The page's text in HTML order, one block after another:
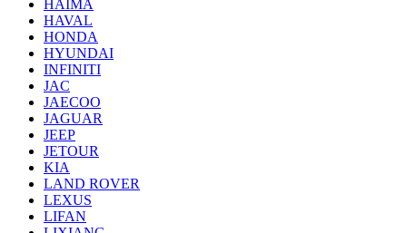
HAIMA
HAVAL
HONDA
HYUNDAI
INFINITI
JAC
JAECOO
JAGUAR
JEEP
JETOUR
KIA
LAND ROVER
LEXUS
LIFAN